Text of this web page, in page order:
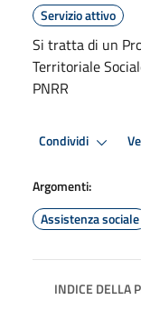
Servizio attivo
Si tratta di un
Territoriale
PNRR
Condividi
Argomenti:
Assistenza sociale
INDICE DELLA